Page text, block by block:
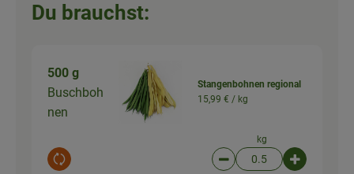
Du brauchst:
500 g
Buschboh
nen
Auswahl ändern
Stangenbohnen regional
15,99 € / kg
kg
Artikelanzahl